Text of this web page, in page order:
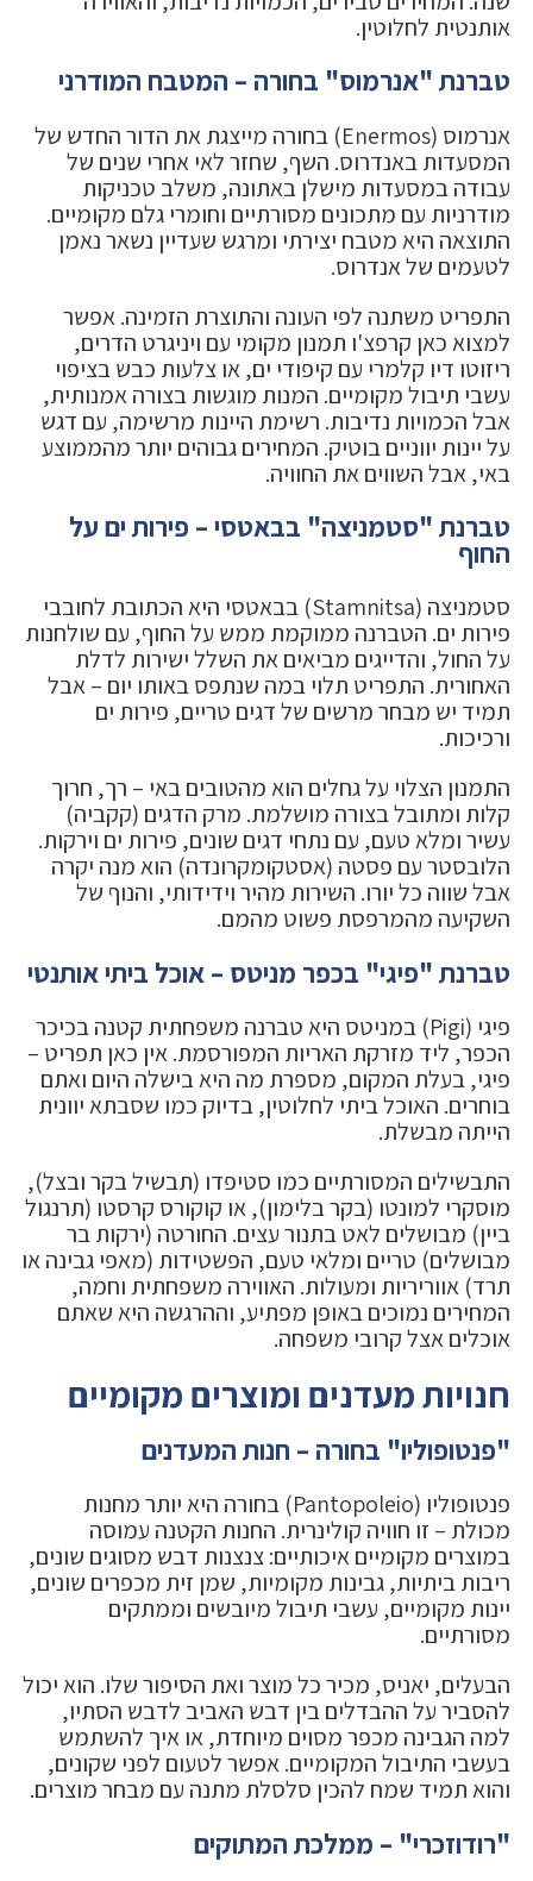
אותנטית לחלוטין.
טברנת "אנרמוס" בחורה – המטבח המודרני
אנרמוס (Enermos) בחורה מייצגת את הדור החדש של
המסעדות באנדרוס. השף, שחזר לאי אחרי שנים של
עבודה במסעדות מישלן באתונה, משלב טכניקות
מודרניות עם מתכונים מסורתיים וחומרי גלם מקומיים.
התוצאה היא מטבח יצירתי ומרגש שעדיין נשאר נאמן
לטעמים של אנדרוס.
התפריט משתנה לפי העונה והתוצרת הזמינה. אפשר
למצוא כאן קרפצ'ו תמנון מקומי עם ויניגרט הדרים,
ריזוטו דיו קלמרי עם קיפודי ים, או צלעות כבש בציפוי
עשבי תיבול מקומיים. המנות מוגשות בצורה אמנותית,
אבל הכמויות נדיבות. רשימת היינות מרשימה, עם דגש
על יינות יווניים בוטיק. המחירים גבוהים יותר מהממוצע
באי, אבל השווים את החוויה.
טברנת "סטמניצה" בבאטסי – פירות ים על
החוף
סטמניצה (Stamnitsa) בבאטסי היא הכתובת לחובבי
פירות ים. הטברנה ממוקמת ממש על החוף, עם שולחנות
על החול, והדייגים מביאים את השלל ישירות לדלת
האחורית. התפריט תלוי במה שנתפס באותו יום – אבל
תמיד יש מבחר מרשים של דגים טריים, פירות ים
ורכיכות.
התמנון הצלוי על גחלים הוא מהטובים באי – רך, חרוך
קלות ומתובל בצורה מושלמת. מרק הדגים (קקביה)
עשיר ומלא טעם, עם נתחי דגים שונים, פירות ים וירקות.
הלובסטר עם פסטה (אסטקומקרונדה) הוא מנה יקרה
אבל שווה כל יורו. השירות מהיר וידידותי, והנוף של
השקיעה מהמרפסת פשוט מהמם.
טברנת "פיגי" בכפר מניטס – אוכל ביתי אותנטי
פיגי (Pigi) במניטס היא טברנה משפחתית קטנה בכיכר
הכפר, ליד מזרקת האריות המפורסמת. אין כאן תפריט –
פיגי, בעלת המקום, מספרת מה היא בישלה היום ואתם
בוחרים. האוכל ביתי לחלוטין, בדיוק כמו שסבתא יוונית
הייתה מבשלת.
התבשילים המסורתיים כמו סטיפדו (תבשיל בקר ובצל),
מוסקרי למונטו (בקר בלימון), או קוקורס קרסטו (תרנגול
ביין) מבושלים לאט בתנור עצים. החורטה (ירקות בר
מבושלים) טריים ומלאי טעם, הפשטידות (מאפי גבינה או
תרד) אווריריות ומעולות. האווירה משפחתית וחמה,
המחירים נמוכים באופן מפתיע, וההרגשה היא שאתם
אוכלים אצל קרובי משפחה.
חנויות מעדנים ומוצרים מקומיים
"פנטופוליו" בחורה – חנות המעדנים
פנטופוליו (Pantopoleio) בחורה היא יותר מחנות
מכולת – זו חוויה קולינרית. החנות הקטנה עמוסה
במוצרים מקומיים איכותיים: צנצנות דבש מסוגים שונים,
ריבות ביתיות, גבינות מקומיות, שמן זית מכפרים שונים,
יינות מקומיים, עשבי תיבול מיובשים וממתקים
מסורתיים.
הבעלים, יאניס, מכיר כל מוצר ואת הסיפור שלו. הוא יכול
להסביר על ההבדלים בין דבש האביב לדבש הסתיו,
למה הגבינה מכפר מסוים מיוחדת, או איך להשתמש
בעשבי התיבול המקומיים. אפשר לטעום לפני שקונים,
והוא תמיד שמח להכין סלסלת מתנה עם מבחר מוצרים.
"רודוזכרי" – ממלכת המתוקים